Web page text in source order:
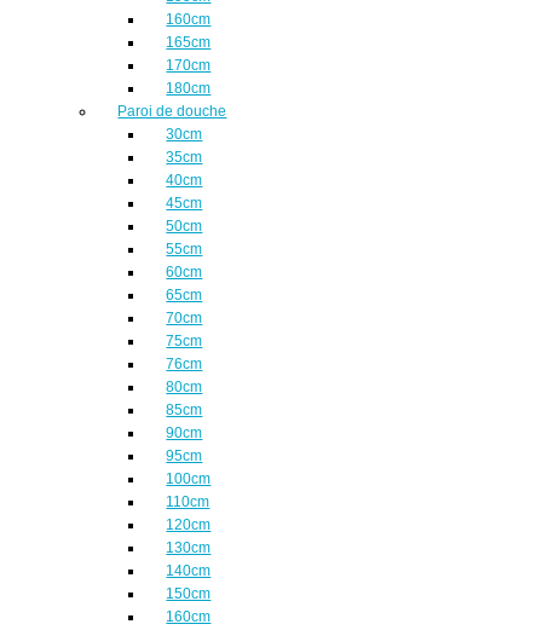
160cm
165cm
170cm
180cm
Paroi de douche
30cm
35cm
40cm
45cm
50cm
55cm
60cm
65cm
70cm
75cm
76cm
80cm
85cm
90cm
95cm
100cm
110cm
120cm
130cm
140cm
150cm
160cm